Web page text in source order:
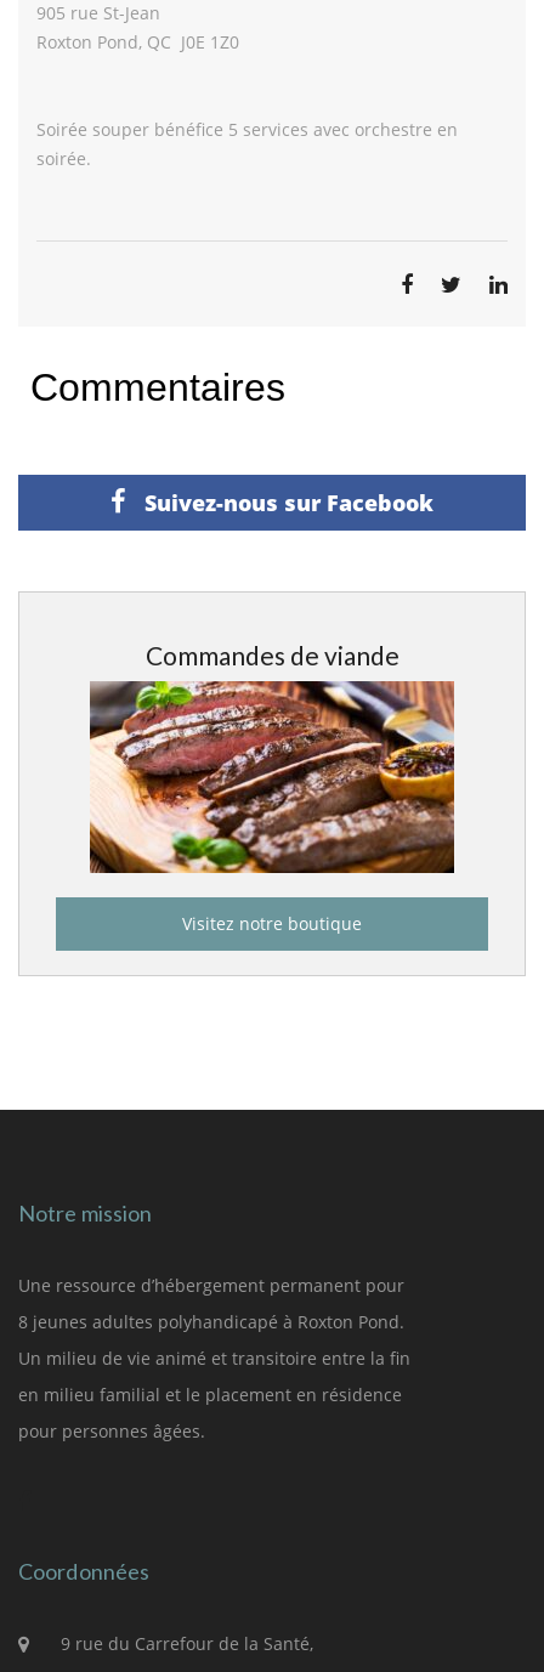
905 rue St-Jean
Roxton Pond, QC J0E 1Z0
Soirée souper bénéfice 5 services avec orchestre en
soirée.
Commentaires
Suivez-nous sur Facebook
Commandes de viande
Visitez notre boutique
Notre mission
Une ressource d’hébergement permanent pour
8 jeunes adultes polyhandicapé à Roxton Pond.
Un milieu de vie animé et transitoire entre la fin
en milieu familial et le placement en résidence
pour personnes âgées.
Coordonnées
9 rue du Carrefour de la Santé,